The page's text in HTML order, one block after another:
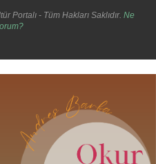
Portalı - Tüm Hakları Saklıdır. Ne